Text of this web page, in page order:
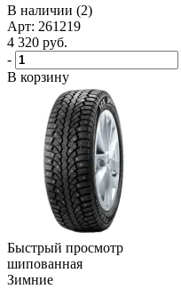
В наличии (2)
Арт: 261219
4 320 руб.
-
В корзину
Быстрый просмотр
шипованная
Зимние